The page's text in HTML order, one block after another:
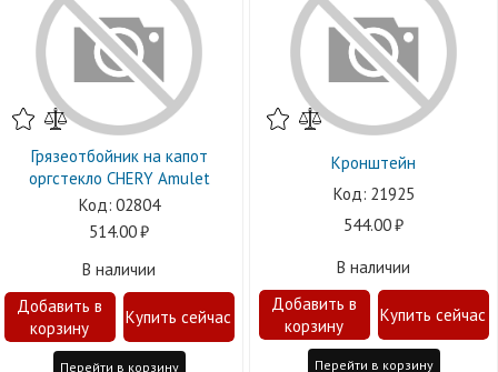
Грязеотбойник на капот
оргстекло CHERY Amulet
02804
514.00
В наличии
Перейти в корзину
Кронштейн
21925
544.00
В наличии
Перейти в корзину